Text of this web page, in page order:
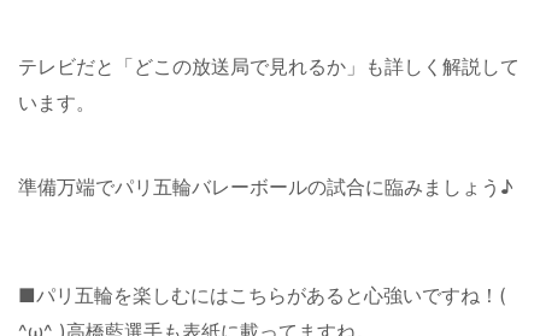
テレビだと「どこの放送局で見れるか」も詳しく解説して
います。
準備万端でパリ五輪バレーボールの試合に臨みましょう♪
■パリ五輪を楽しむにはこちらがあると心強いですね！(
^ω^ )高橋藍選手も表紙に載ってますね。